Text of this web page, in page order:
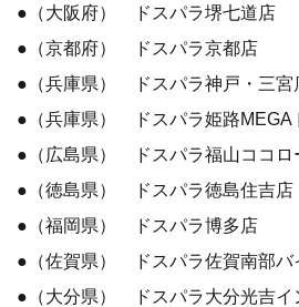
●（大阪府） ドスパラ堺七道店
●（京都府） ドスパラ京都店
●（兵庫県） ドスパラ神戸・三宮
●（兵庫県） ドスパラ姫路MEGA
●（広島県） ドスパラ福山ココロ
●（徳島県） ドスパラ徳島住吉店
●（福岡県） ドスパラ博多店
●（佐賀県） ドスパラ佐賀南部バ
●（大分県） ドスパラ大分光吉イ